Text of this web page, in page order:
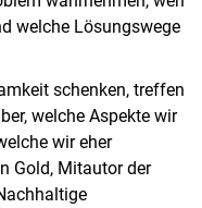
welche Lösungswege
schenken, treffen
welche Aspekte wir
wir eher
Gold, Mitautor der